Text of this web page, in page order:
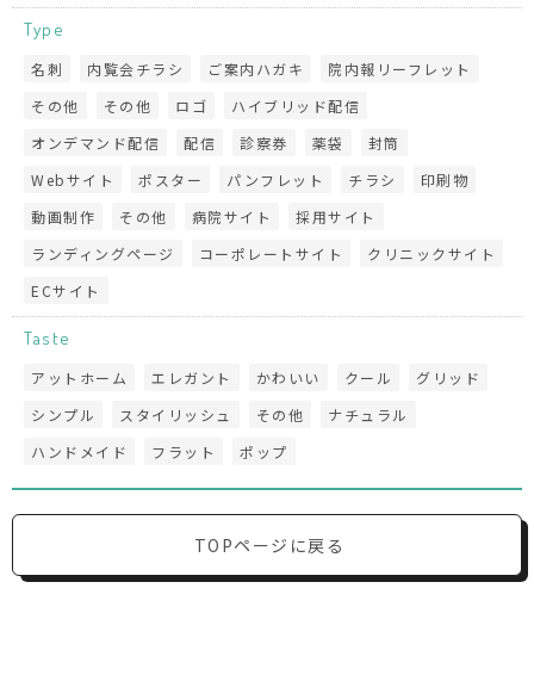
Type
名刺 内覧会チラシ ご案内ハガキ
院内報リーフレット
その他
その他 ロゴ
ハイブリッド配信
オンデマンド配信
配信 診察券 薬袋
封筒
Webサイト
ポスター パンフレット チラシ
印刷物
動画制作
その他 病院サイト
採用サイト
ランディングページ
コーポレートサイト
クリニックサイト
ECサイト
Taste
アットホーム エレガント かわいい クール
グリッド
シンプル
スタイリッシュ その他
ナチュラル
ハンドメイド
フラット ポップ
TOPページに戻る